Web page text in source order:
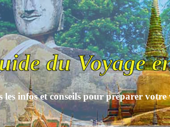
du Voyage
les infos et conseils pour préparer